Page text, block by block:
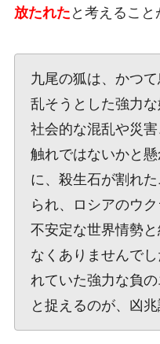
放たれた と考えること
九尾の狐は、かつ
乱そうとした強力な
社会的な混乱や災
触れではないかと
に、殺生石が割れ
られ、ロシアのウ
不安定な世界情勢
なくありませんで
れていた強力な負
と捉えるのが、凶